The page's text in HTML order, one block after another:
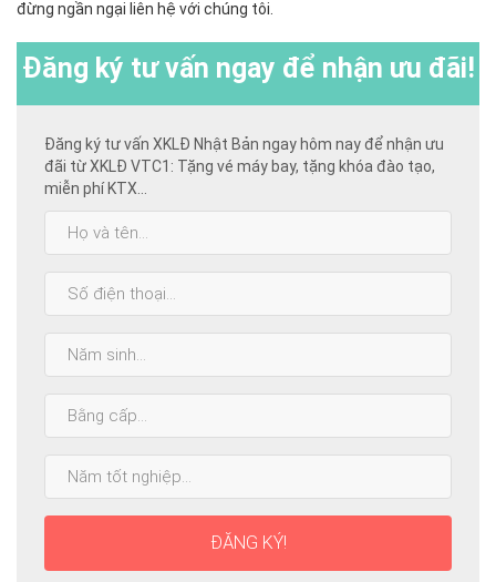
đừng ngần ngại liên hệ với chúng tôi.
Đăng ký tư vấn ngay để nhận ưu đãi!
Đăng ký tư vấn XKLĐ Nhật Bản ngay hôm nay để nhận ưu
đãi từ XKLĐ VTC1: Tặng vé máy bay, tặng khóa đào tạo,
miễn phí KTX...
sinh:
cấp
nhất:
ĐĂNG KÝ!